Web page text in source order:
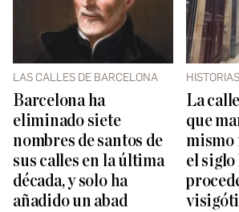
LAS CALLES DE BARCELONA
Barcelona ha
eliminado siete
nombres de santos de
sus calles en la última
década, y solo ha
añadido un abad
La
que
mismo
el siglo